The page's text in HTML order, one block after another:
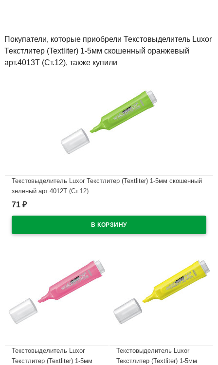
Покупатели, которые приобрели Текстовыделитель Luxor
Текстлитер (Textliter) 1-5мм скошенный оранжевый
арт.4013Т (Ст.12), также купили
Текстовыделитель Luxor Текстлитер (Textliter) 1-5мм скошенный
зеленый арт.4012Т (Ст.12)
В наличии
71 ₽
Текстовыделитель Luxor
Текстлитер (Textliter) 1-5мм
Текстовыделитель Luxor
Текстлитер (Textliter) 1-5мм